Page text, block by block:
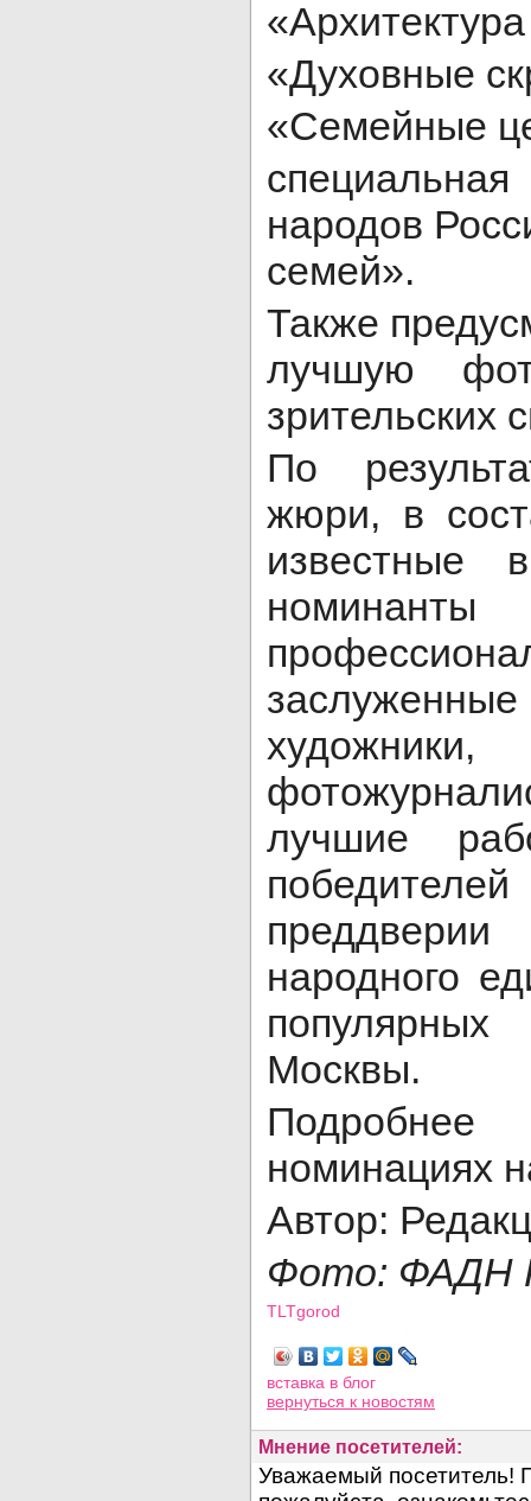
«Духовные
«Семейные
народов
семей».
Также
лучшую
зрительских
По
жюри, в
лучшие
преддверии
народного
Москвы.
номинациях
Автор:
Фото: ФАДН
TLTgorod
вставка в блог
вернуться к новостям
Мнение посетителей: